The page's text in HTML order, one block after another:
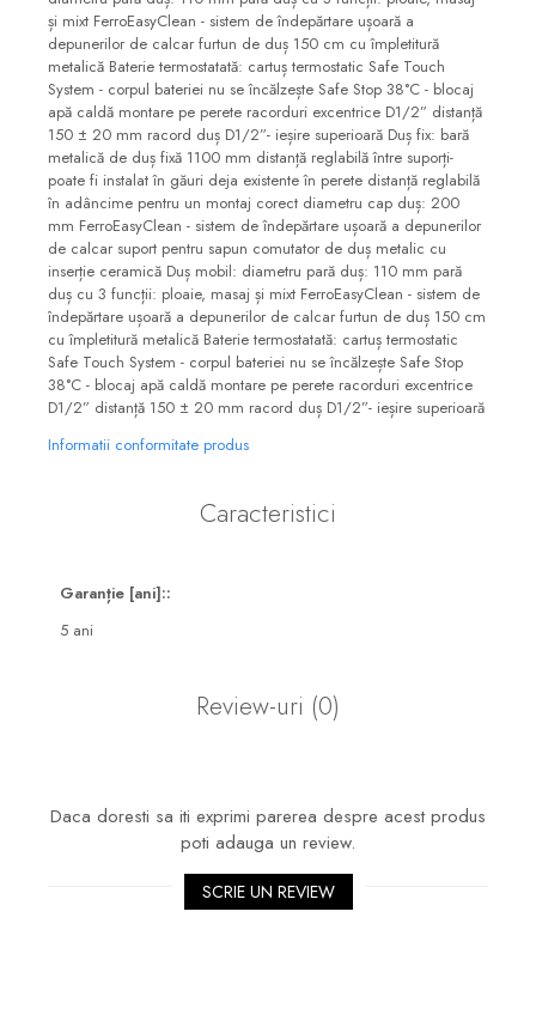
Informatii conformitate produs
Caracteristici
Garanție [ani]::
5 ani
Review-uri (0)
Daca doresti sa iti exprimi parerea despre acest produs
poti adauga un review.
SCRIE UN REVIEW